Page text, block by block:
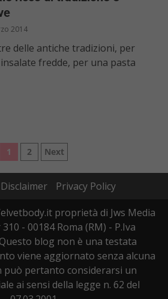
2014
delle antiche tradizioni, per
fredde, per una pasta
Paginazione
1 2 Next
Disclaimer
Privacy Policy
proprietà di Jws Media
- 00184 Roma (RM) - P.Iva
blog non è una testata
viene aggiornato senza alcuna
può pertanto considerarsi un
ai sensi della legge n. 62 del